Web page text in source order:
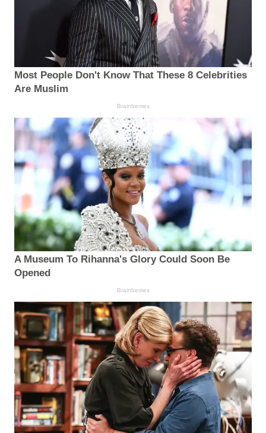
Most People Don't Know That These 8 Celebrities
Are Muslim
Brainberries
A Museum To Rihanna's Glory Could Soon Be
Opened
Brainberries